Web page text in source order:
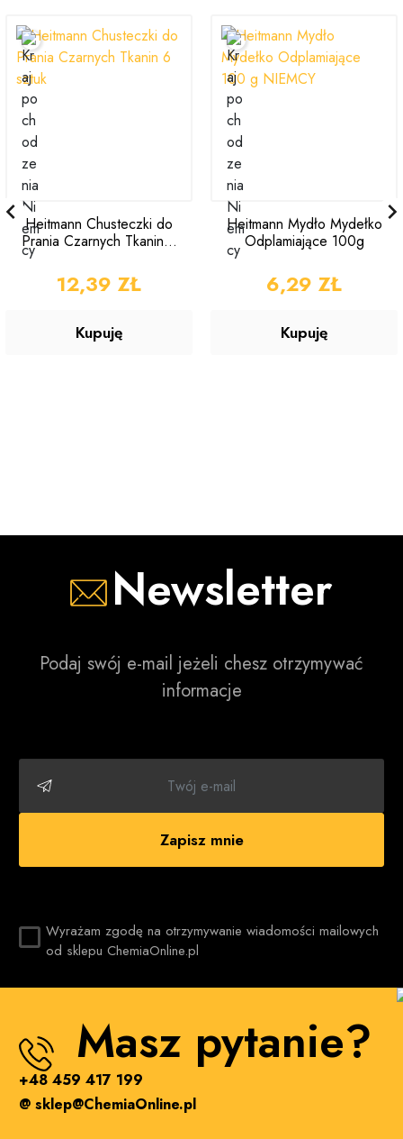
Heitmann Chusteczki do
Prania Czarnych Tkanin 6
CENA
12,39 ZŁ
Kupuję
Heitmann Mydło Mydełko
Odplamiające 100g
CENA
6,29 ZŁ
Kupuję
Newsletter
Podaj swój e-mail jeżeli chesz otrzymywać
informacje
Zapisz mnie
Wyrażam zgodę na otrzymywanie wiadomości mailowych
od sklepu ChemiaOnline.pl
Masz pytanie?
+48 459 417 199
@ sklep@ChemiaOnline.pl